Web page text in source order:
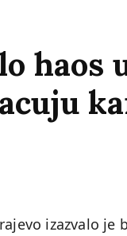
haos
izazvalo